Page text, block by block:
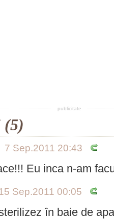
publicitate
(5)
7 Sep.2011 20:43
Eu inca n-am
15 Sep.2011 00:05
în baie de